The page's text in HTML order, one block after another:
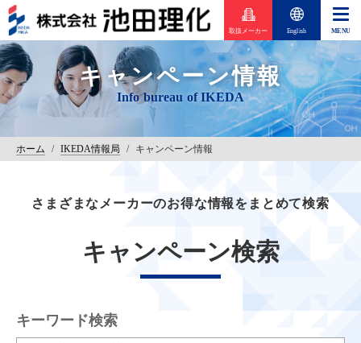
取扱メーカー English
キャンペーン情報
ホーム / IKEDA情報局 / キャンペーン情報
さまざまなメーカーのお得な情報をまとめて検索
キャンペーン検索
キーワード検索